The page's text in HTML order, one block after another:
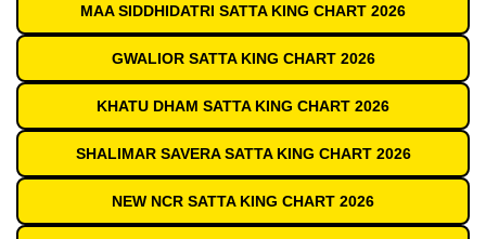
MAA SIDDHIDATRI SATTA KING CHART 2026
GWALIOR SATTA KING CHART 2026
KHATU DHAM SATTA KING CHART 2026
SHALIMAR SAVERA SATTA KING CHART 2026
NEW NCR SATTA KING CHART 2026